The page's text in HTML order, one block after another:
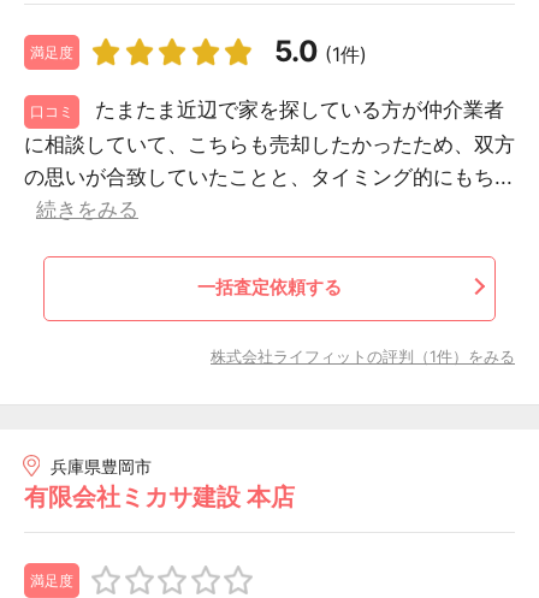
満足度 5.0 (1件)
口コミ
たまたま近辺で家を探している方が仲介業者
に相談していて、こちらも売却したかったため、双方
の思いが合致していたことと、タイミング的にもち...
続きをみる
一括査定依頼する
株式会社ライフィットの評判（1件）をみる
兵庫県豊岡市
有限会社ミカサ建設 本店
満足度